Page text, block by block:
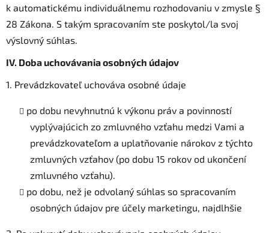
k automatickému individuálnemu rozhodovaniu v zmysle §
28 Zákona. S takým spracovaním ste poskytol/la svoj
výslovný súhlas.
IV. Doba uchovávania osobných údajov
1. Prevádzkovateľ uchováva osobné údaje
po dobu nevyhnutnú k výkonu práv a povinností
vyplývajúcich zo zmluvného vzťahu medzi Vami a
prevádzkovateľom a uplatňovanie nárokov z týchto
zmluvných vzťahov (po dobu 15 rokov od ukončení
zmluvného vzťahu).
po dobu, než je odvolaný súhlas so spracovaním
osobných údajov pre účely marketingu, najdlhšie